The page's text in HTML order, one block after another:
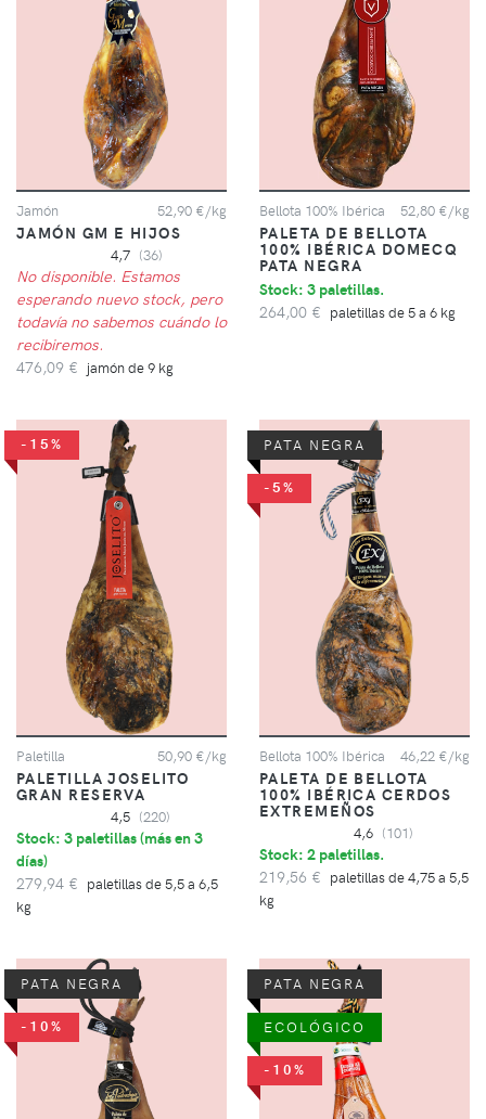
Jamón 52,90 €/kg
JAMÓN GM E HIJOS
4,7 (36)
No disponible. Estamos
esperando nuevo stock, pero
todavía no sabemos cuándo lo
recibiremos.
476,09 € jamón de 9 kg
Bellota 100% Ibérica 52,80 €/kg
PALETA DE BELLOTA
100% IBÉRICA DOMECQ
PATA NEGRA
Stock: 3 paletillas.
264,00 € paletillas de 5 a 6 kg
-15%
Paletilla 50,90 €/kg
PALETILLA JOSELITO
GRAN RESERVA
4,5 (220)
Stock: 3 paletillas (más en 3
días)
279,94 € paletillas de 5,5 a 6,5
kg
PATA NEGRA
-5%
Bellota 100% Ibérica 46,22 €/kg
PALETA DE BELLOTA
100% IBÉRICA CERDOS
EXTREMEÑOS
4,6 (101)
Stock: 2 paletillas.
219,56 € paletillas de 4,75 a 5,5
kg
PATA NEGRA
-10%
PATA NEGRA
ECOLÓGICO
-10%